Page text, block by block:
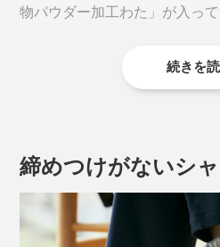
ふんわりしたオーガニックコ
肌になじんで、気持ちいい肌
物パウダー加工わた」が入って
続きを
締めつけがないシ